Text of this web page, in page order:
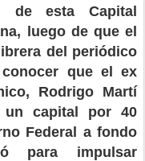
de esta Capital
luego de que el
del periódico
que el ex
Rodrigo Martí
un capital por 40
Federal a fondo
para impulsar